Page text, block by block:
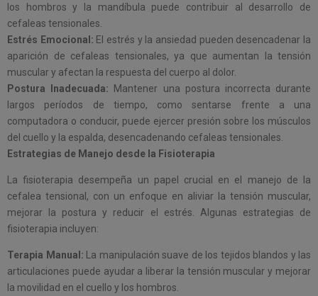
los hombros y la mandíbula puede contribuir al desarrollo de
cefaleas tensionales.
Estrés Emocional: El estrés y la ansiedad pueden desencadenar la
aparición de cefaleas tensionales, ya que aumentan la tensión
muscular y afectan la respuesta del cuerpo al dolor.
Postura Inadecuada: Mantener una postura incorrecta durante
largos períodos de tiempo, como sentarse frente a una
computadora o conducir, puede ejercer presión sobre los músculos
del cuello y la espalda, desencadenando cefaleas tensionales.
Estrategias de Manejo desde la Fisioterapia
La fisioterapia desempeña un papel crucial en el manejo de la
cefalea tensional, con un enfoque en aliviar la tensión muscular,
mejorar la postura y reducir el estrés. Algunas estrategias de
fisioterapia incluyen:
Terapia Manual: La manipulación suave de los tejidos blandos y las
articulaciones puede ayudar a liberar la tensión muscular y mejorar
la movilidad en el cuello y los hombros.